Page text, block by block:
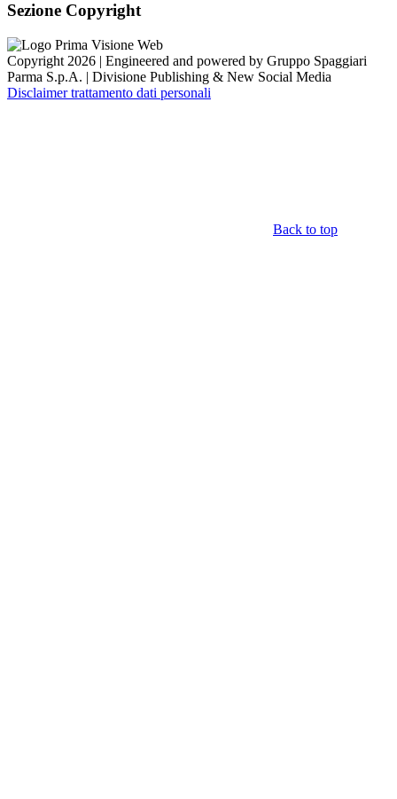
Sezione Copyright
Copyright 2026 | Engineered and powered by Gruppo Spaggiari
Parma S.p.A. | Divisione Publishing & New Social Media
Disclaimer trattamento dati personali
Back to top